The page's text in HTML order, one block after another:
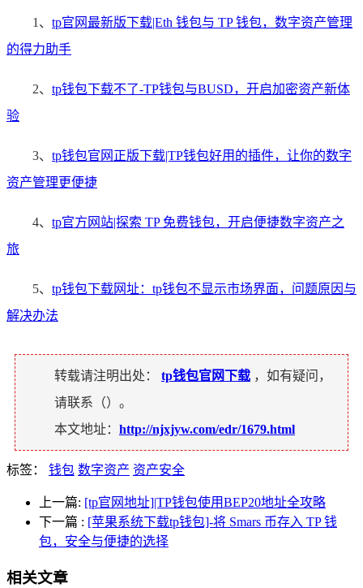
1、 tp官网最新版下载|Eth 钱包与 TP 钱包，数字资产管理
的得力助手
2、 tp钱包下载不了-TP钱包与BUSD，开启加密资产新体
验
3、 tp钱包官网正版下载|TP钱包好用的插件，让你的数字
资产管理更便捷
4、 tp官方网站|探索 TP 免费钱包，开启便捷数字资产之
旅
5、 tp钱包下载网址：tp钱包不显示市场界面，问题原因与
解决办法
转载请注明出处： tp钱包官网下载 ，如有疑问，
请联系（）。
本文地址： http://njxjyw.com/edr/1679.html
标签： 钱包 数字资产 资产安全
上一篇: [tp官网地址]|TP钱包使用BEP20地址全攻略
下一篇 : [苹果系统下载tp钱包]-将 Smars 币存入 TP 钱
包，安全与便捷的选择
相关文章